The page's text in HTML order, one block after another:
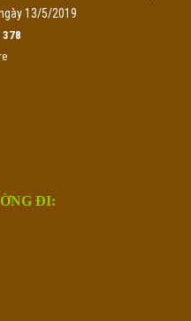
13/5/2019
ĐI: